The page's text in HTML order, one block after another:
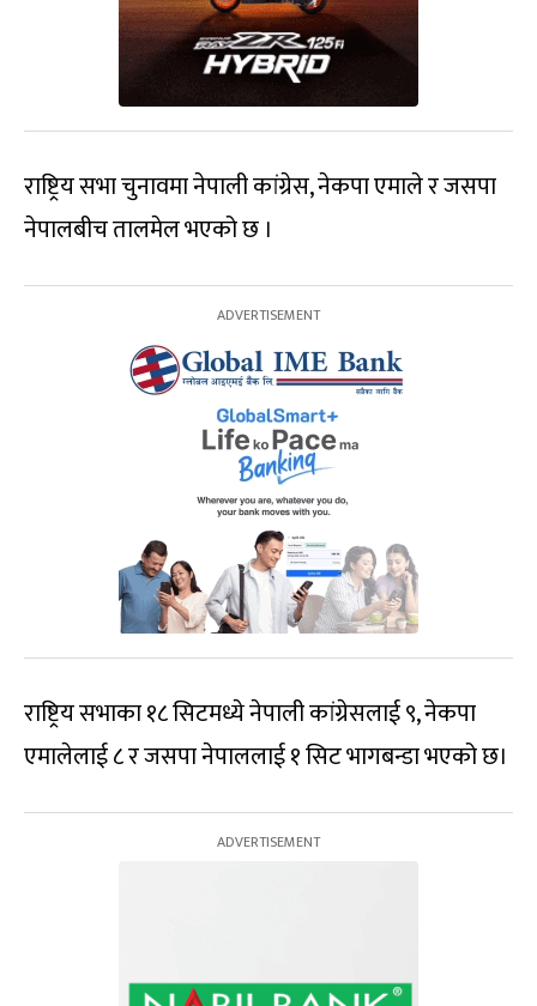
राष्ट्रिय सभा चुनावमा नेपाली कांग्रेस, नेकपा एमाले र जसपा
नेपालबीच तालमेल भएको छ ।
राष्ट्रिय सभाका १८ सिटमध्ये नेपाली कांग्रेसलाई ९, नेकपा
एमालेलाई ८ र जसपा नेपाललाई १ सिट भागबन्डा भएको छ।